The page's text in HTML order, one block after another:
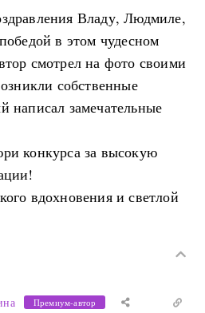
Владу, Людмиле,
в этом чудесном
смотрел на фото своими
собственные
написал замечательные
конкурса за высокую
вдохновения и светлой
Премиум-автор